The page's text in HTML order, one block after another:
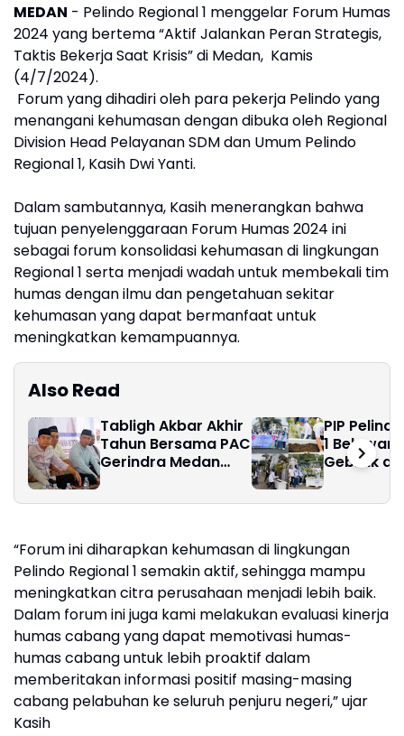
MEDAN - Pelindo Regional 1 menggelar Forum Humas
2024 yang bertema “Aktif Jalankan Peran Strategis,
Taktis Bekerja Saat Krisis” di Medan, Kamis
(4/7/2024).
Forum yang dihadiri oleh para pekerja Pelindo yang
menangani kehumasan dengan dibuka oleh Regional
Division Head Pelayanan SDM dan Umum Pelindo
Regional 1, Kasih Dwi Yanti.
Dalam sambutannya, Kasih menerangkan bahwa
tujuan penyelenggaraan Forum Humas 2024 ini
sebagai forum konsolidasi kehumasan di lingkungan
Regional 1 serta menjadi wadah untuk membekali tim
humas dengan ilmu dan pengetahuan sekitar
kehumasan yang dapat bermanfaat untuk
meningkatkan kemampuannya.
Also Read
Tabligh Akbar Akhir
Tahun Bersama PAC
Gerindra Medan
PIP
1 Belawan
Gebrak
“Forum ini diharapkan kehumasan di lingkungan
Pelindo Regional 1 semakin aktif, sehingga mampu
meningkatkan citra perusahaan menjadi lebih baik.
Dalam forum ini juga kami melakukan evaluasi kinerja
humas cabang yang dapat memotivasi humas-
humas cabang untuk lebih proaktif dalam
memberitakan informasi positif masing-masing
cabang pelabuhan ke seluruh penjuru negeri,” ujar
Kasih